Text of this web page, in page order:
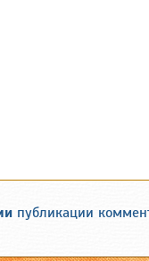
публикации